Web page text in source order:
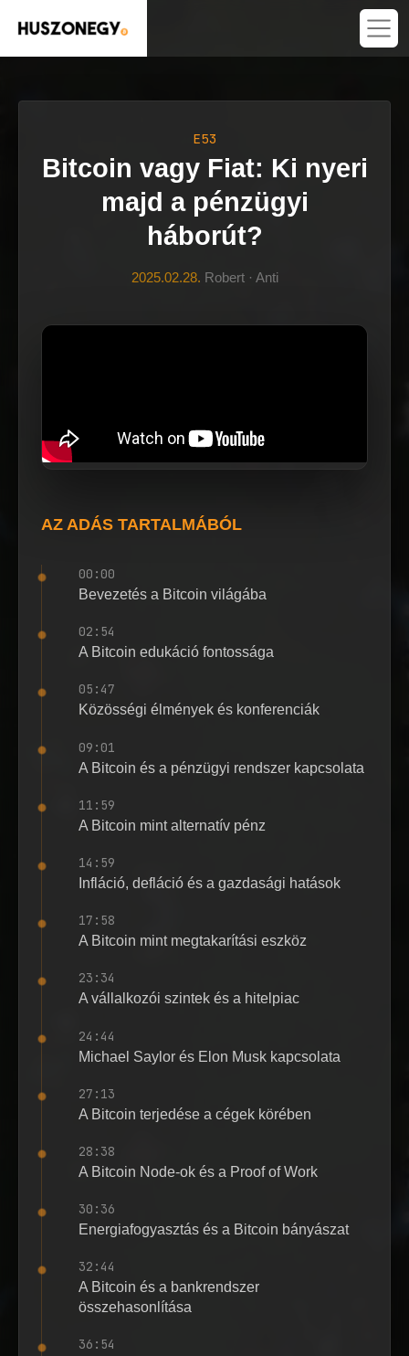
E53
Bitcoin vagy Fiat: Ki nyeri
majd a pénzügyi
háborút?
2025.02.28. Robert · Anti
AZ ADÁS TARTALMÁBÓL
00:00
Bevezetés a Bitcoin világába
02:54
A Bitcoin edukáció fontossága
05:47
Közösségi élmények és konferenciák
09:01
A Bitcoin és a pénzügyi rendszer kapcsolata
11:59
A Bitcoin mint alternatív pénz
14:59
Infláció, defláció és a gazdasági hatások
17:58
A Bitcoin mint megtakarítási eszköz
23:34
A vállalkozói szintek és a hitelpiac
24:44
Michael Saylor és Elon Musk kapcsolata
27:13
A Bitcoin terjedése a cégek körében
28:38
A Bitcoin Node-ok és a Proof of Work
30:36
Energiafogyasztás és a Bitcoin bányászat
32:44
A Bitcoin és a bankrendszer
összehasonlítása
36:54